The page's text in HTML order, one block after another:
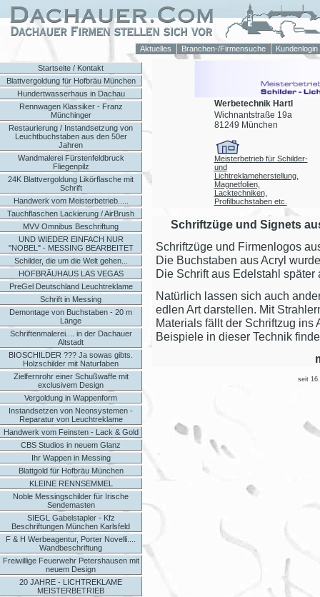
Aktuelles Branchen-/Firmensuche Kundenlogin
Startseite / Kontakt
Blattvergoldung für Hofbräu München
Hundertwasserhaus in Dachau
Rennwagen Klassiker - Franz
Münchinger
Restaurierung / Instandsetzung von
Leuchtbuchstaben aus den 50er
Jahren
Wandmalerei Fürstenfeldbruck
Fliegenpilz
24K Blattvergoldung Likörflasche mit
Schrift
Handwerk vom Meisterbetrieb.....
Tauchflaschen Lackierung / AirBrush
MVV Omnibus Beschriftung
UND WIEDER EINFACH NUR
"NOBEL" - MESSING BEARBEITET
Schilder, die um die Welt gehen...
HOFBRÄUHAUS LAS VEGAS
PreGel Deutschland Leuchtreklame
Schrift in Messing
Demontage von Buchstaben - 20 m
Länge
Schriftenmalerei.... in der Dachauer
Altstadt
BIOSCHILDER ??? Ja sowas gibts.
Holzschilder mit Naturfaben
Zielfernrohr einer Schußwaffe mit
exclusivem Design
Vergoldung in Wappenform
Instandsetzen von Neonsystemen -
Reparatur von Leuchtreklame
Handwerk vom Feinsten - Lack & Gold
CBS Studios in neuem Glanz
Ihr Wappen in Messing
Blattgold für Hofbräu München
KLEINE RENNSEMMEL
Noble Messingschilder für Irische
Sendemasten
SIEGL Gabelstapler - Kfz
Beschriftungen München Karlsfeld
F & H Werbeagentur, Porter Novelli....
Wandbeschriftung
Freiwillige Feuerwehr Petershausen mit
neuem Design
20 JAHRE - LICHTREKLAME
MEISTERBETRIEB
Werbetechnik Hartl
Wichnantstraße 19a
81249 München
Meisterbetrieb für Schilder-
und
Lichtreklameherstellung,
Magnetfolien,
Lacktechniken,
Profilbuchstaben etc.
Schriftzüge und Signets
Schriftzüge und Firmenlogos
Die Buchstaben aus Acryl
Die Schrift aus Edelstahl später
Natürlich lassen sich auch
edlen Art darstellen. Mit
Materials fällt der Schriftzug ins
Beispiele in dieser Technik
seit